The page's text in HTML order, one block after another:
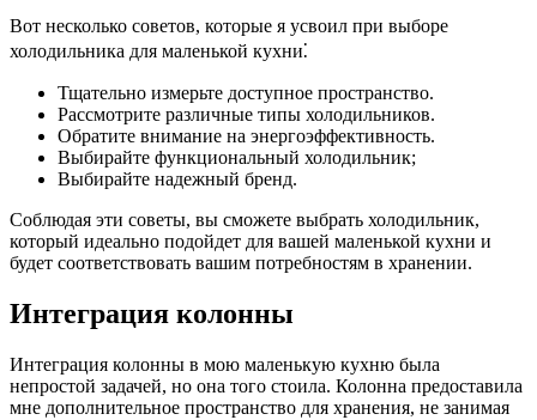
Вот несколько советов, которые я усвоил при выборе
холодильника для маленькой кухни⁚
Тщательно измерьте доступное пространство.
Рассмотрите различные типы холодильников.
Обратите внимание на энергоэффективность.
Выбирайте функциональный холодильник;
Выбирайте надежный бренд.
Соблюдая эти советы, вы сможете выбрать холодильник,
который идеально подойдет для вашей маленькой кухни и
будет соответствовать вашим потребностям в хранении.
Интеграция колонны
Интеграция колонны в мою маленькую кухню была
непростой задачей, но она того стоила. Колонна предоставила
мне дополнительное пространство для хранения, не занимая